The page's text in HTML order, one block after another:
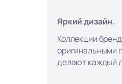
Яркий дизайн.
Коллекции
оригинальными
делают каждый